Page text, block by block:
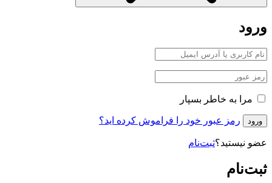
ورود
مرا به خاطر بسپار
ورود رمز عبور خود را فراموش کرده اید؟
عضو نیستید؟ثبت‌نام
ثبت‌نام